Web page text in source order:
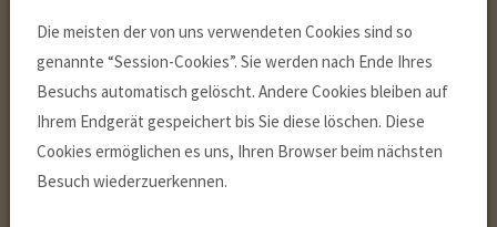
Die meisten der von uns verwendeten Cookies sind so
genannte “Session-Cookies”. Sie werden nach Ende Ihres
Besuchs automatisch gelöscht. Andere Cookies bleiben auf
Ihrem Endgerät gespeichert bis Sie diese löschen. Diese
Cookies ermöglichen es uns, Ihren Browser beim nächsten
Besuch wiederzuerkennen.